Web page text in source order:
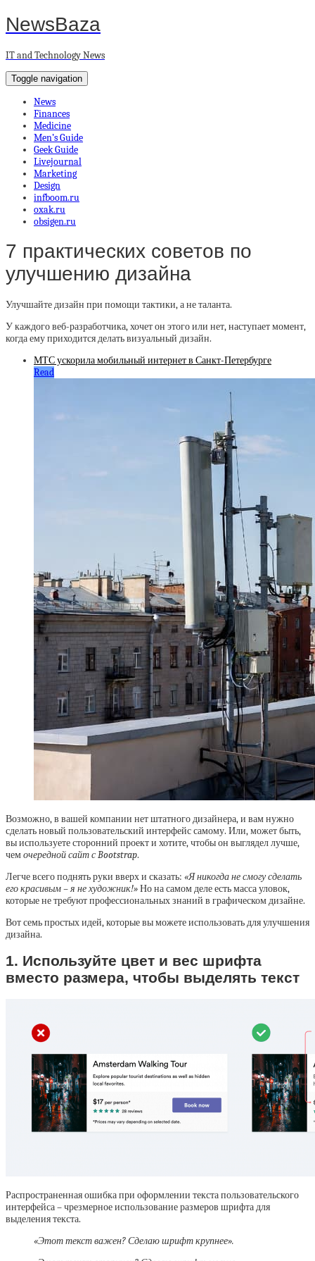
NewsBaza
IT and Technology News
Toggle navigation
News
Finances
Medicine
Men’s Guide
Geek Guide
Livejournal
Marketing
Design
infboom.ru
oxak.ru
obsigen.ru
7 практических советов по
улучшению дизайна
Улучшайте дизайн при помощи тактики, а не таланта.
У каждого веб-разработчика, хочет он этого или нет, наступает момент,
когда ему приходится делать визуальный дизайн.
МТС ускорила мобильный интернет в Санкт-Петербурге
Read
Возможно, в вашей компании нет штатного дизайнера, и вам нужно
сделать новый пользовательский интерфейс самому. Или, может быть,
вы используете сторонний проект и хотите, чтобы он выглядел лучше,
чемочередной сайт с Bootstrap.
Легче всего поднять руки вверх и сказать: «Я никогда не смогу сделать
его красивым – я не художник!»Но на самом деле есть масса уловок,
которые не требуют профессиональных знаний в графическом дизайне.
Вот семь простых идей, которые вы можете использовать для улучшения
дизайна.
1. Используйте цвет и вес шрифта
вместо размера, чтобы выделять текст
Распространенная ошибка при оформлении текста пользовательского
интерфейса – чрезмерное использование размеров шрифта для
выделения текста.
«Этот текст важен? Сделаю шрифт крупнее».